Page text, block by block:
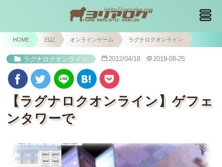
HOME 日記 オンラインゲーム ラグナロクオンライン
ラグナロクオンライン 2012/04/18 2019-08-25
【ラグナロクオンライン】ゲフェ
ンタワーで